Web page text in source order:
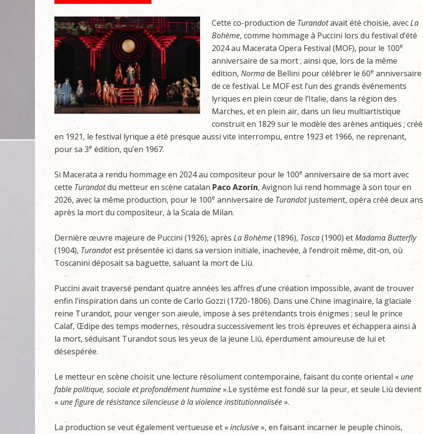
Cette co-production deTurandotavait été choisie, avecLa
Bohème, comme hommage à Puccini lors du festival d’été
2024 au Macerata Opera Festival (MOF), pour le 100e
anniversaire de sa mort ; ainsi que, lors de la même
édition, Normade Bellini pour célébrer le 60e anniversaire
de ce festival. Le MOF est l’un des grands événements
lyriques en plein cœur de l’Italie, dans la région des
Marches, et en plein air, dans un lieu multiartistique
construit en 1829 sur le modèle des arènes antiques ; créé
en 1921, le festival lyrique a été presque aussi vite interrompu, entre 1923 et 1966, ne reprenant,
pour sa 3e édition, qu’en 1967.
Si Macerata a rendu hommage en 2024 au compositeur pour le 100e anniversaire de sa mort avec
cette Turandotdu metteur en scène catalan Paco Azorín, Avignon lui rend hommage à son tour en
2026, avec la même production, pour le 100e anniversaire de Turandotjustement, opéra créé deux ans
après la mort du compositeur, à la Scala de Milan.
Dernière œuvre majeure de Puccini (1926), aprèsLa Bohème(1896), Tosca(1900) etMadama Butterfly
(1904), Turandotest présentée ici dans sa version initiale, inachevée, à l’endroit même, dit-on, où
Toscanini déposait sa baguette, saluant la mort de Liù.
Puccini avait traversé pendant quatre années les affres d’une création impossible, avant de trouver
enfin l’inspiration dans un conte de Carlo Gozzi (1720-1806). Dans une Chine imaginaire, la glaciale
reine Turandot, pour venger son aïeule, impose à ses prétendants trois énigmes ; seul le prince
Calaf, Œdipe des temps modernes, résoudra successivement les trois épreuves et échappera ainsi à
la mort, séduisant Turandot sous les yeux de la jeune Liù, éperdument amoureuse de lui et
désespérée.
Le metteur en scène choisit une lecture résolument contemporaine, faisant du conte oriental « une
fable politique, sociale et profondément humaine».Le système est fondé sur la peur, et seule Liù devient
«une figure de résistance silencieuse à la violence institutionnalisée».
La production se veut également vertueuse et «inclusive», en faisant incarner le peuple chinois,